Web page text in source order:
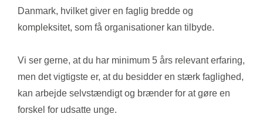
Danmark, hvilket giver en faglig bredde og
kompleksitet, som få organisationer kan tilbyde.
Vi ser gerne, at du har minimum 5 års relevant erfaring,
men det vigtigste er, at du besidder en stærk faglighed,
kan arbejde selvstændigt og brænder for at gøre en
forskel for udsatte unge.